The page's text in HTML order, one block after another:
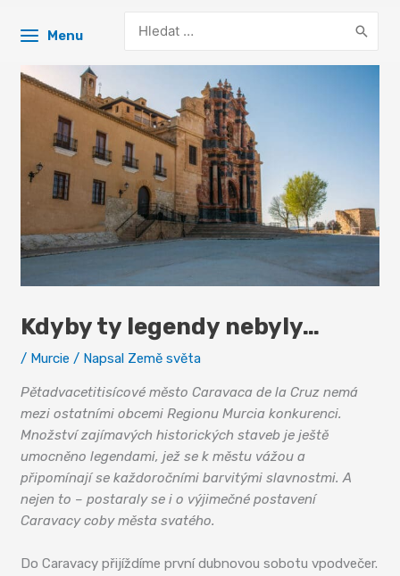
Menu
for:
Kdyby ty legendy nebyly…
/ Murcie / Napsal Země světa
Pětadvacetitisícové město Caravaca de la Cruz nemá
mezi ostatními obcemi Regionu Murcia konkurenci.
Množství zajímavých historických staveb je ještě
umocněno legendami, jež se k městu vážou a
připomínají se každoročními barvitými slavnostmi. A
nejen to – postaraly se i o výjimečné postavení
Caravacy coby města svatého.
Do Caravacy přijíždíme první dubnovou sobotu vpodvečer.